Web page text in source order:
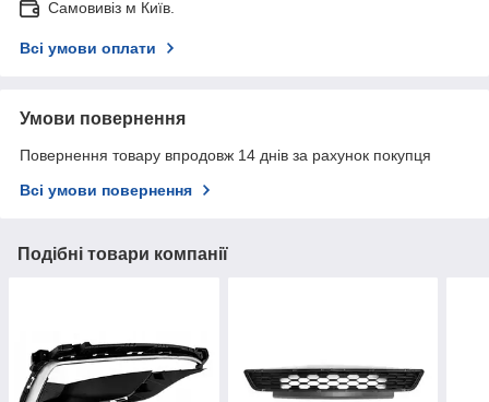
Самовивіз м Київ.
Всі умови оплати
Умови повернення
Повернення товару впродовж 14 днів за рахунок покупця
Всі умови повернення
Подібні товари компанії